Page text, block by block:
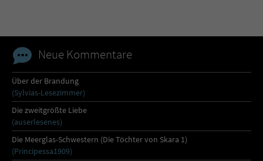
Neue Kommentare
Über der Brandung
(Sylvias-Lesezimmer)
Die zweitgrößte Liebe
(auserlesenes)
Die Meerglas-Schwestern (Die Töchter von Skara 1)
(Principessa1909)